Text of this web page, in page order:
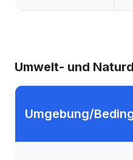
Umwelt- und
Umgebung/